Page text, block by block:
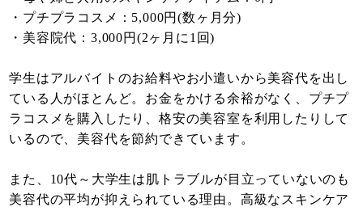
・プチプラコスメ：5,000円(数ヶ月分)
・美容院代：3,000円(2ヶ月に1回)
学生はアルバイトのお給料やお小遣いから美容代を出し
ている人がほとんど。お金をかける余裕がなく、プチプ
ラコスメを購入したり、格安の美容室を利用したりして
いるので、美容代を節約できています。
また、10代～大学生は肌トラブルが目立っていないのも
美容代の平均が抑えられている理由。高級なスキンケア